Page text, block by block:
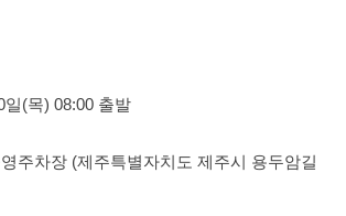
일(목) 08:00 출발
주차장 (제주특별자치도 제주시 용두암길